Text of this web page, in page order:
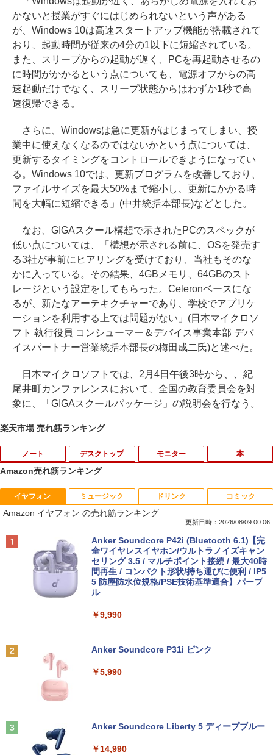
かないと授業がすぐにはじめられないという声がある
が、Windows 10は高速スタートアップ機能が搭載されて
おり、起動時間が従来の4分の1以下に短縮されている。
また、スリープからの起動が遅く、PCを再起動させるの
に時間がかかるという点についても、電源オフからの高
速起動だけでなく、スリープ状態からはわずか1秒で高
速復帰できる。
さらに、Windowsは急に更新がはじまってしまい、授
業中に使えなくなるのではないかという点については、
更新するタイミングをコントロールできようになってい
る。Windows 10では、更新プログラムを改善しており、
ファイルサイズを最大50%まで縮小し、更新にかかる時
間を大幅に短縮できる」(中井統括本部長)などとした。
なお、GIGAスクール構想で示されたPCのスペックが
低い点については、「構想が示される前に、OSを発売す
る3社が事前にヒアリングを受けており、当社もそのな
かに入っている。その結果、4GBメモリ、64GBのスト
レージという設定をしてもらった。Celeronベースにな
るが、新たなアーテキクチャーであり、学校でアプリケ
ーションを利用する上では問題がない」(日本マイクロソ
フト 執行役員 コンシューマー＆デバイス事業本部 デバ
イスパートナー営業統括本部長の梅田成二氏)と述べた。
日本マイクロソフトでは、2月4日午後3時から、、紀
尾井町カンファレンスにおいて、全国の教育委員会を対
象に、「GIGAスクールパッケージ」の説明会を行なう。
楽天市場 売れ筋ランキング
ノート
1
【期間限定 ポイント10倍】Lenovo Idea
Pad D330 10.1型 2-in-1 タブレットPC／
着脱式キーボード（intel 第九世代Celero
Type-C データ/充電可）/microSD対応
（最大128GB）/Windows 11 Pro／Dolb
y Audio）【整備済み中古品】
￥13,800
1 第8世代 Core i5 メモリ8GB SSD128G
ows11 Pro カメラ Bluetooth Wi-Fi 送料
中古 マイクロソフト Surface Pro 7 Cor
デスクトップ モニター 本
1
りゅうおうのおしごと！21 〜白雪姫と
竜王の結婚〜【完結記念メモリアルブッ
ク付き特装版】 【電子書籍】[ 白鳥 士郎
￥5,500
山由美子 ]
Amazon売れ筋ランキング
イヤフォン
Amazon イヤフォン の売れ筋ランキング
更新日時：2026/08/09 00:06
Anker Soundcore P42i (Bluetooth 6.1)【完
全ワイヤレスイヤホン/ウルトラノイズキャン
セリング 3.5 / マルチポイント接続 / 最大40時
間再生 / コンパクト形状/持ち運びに便利 / IP5
5 防塵防水位規格/PSE技術基準適合】パープ
ル
￥9,990
Anker Soundcore P31i ピンク
￥5,990
Anker Soundcore Liberty 5 ディープブルー
￥14,990
ミュージック ドリンク コミック